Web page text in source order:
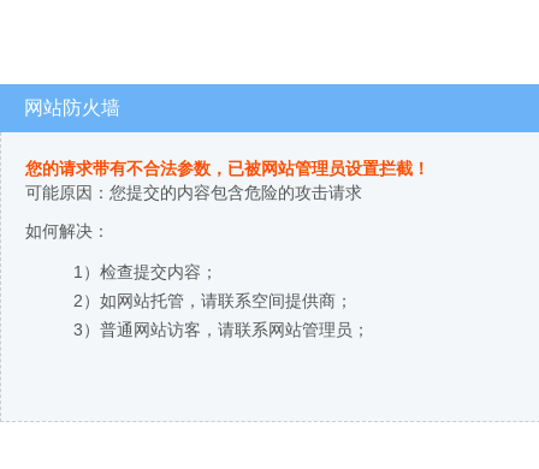
网站防火墙
您的请求带有不合法参数，已被网站管理员设置拦截！
可能原因：您提交的内容包含危险的攻击请求
如何解决：
1）检查提交内容；
2）如网站托管，请联系空间提供商；
3）普通网站访客，请联系网站管理员；